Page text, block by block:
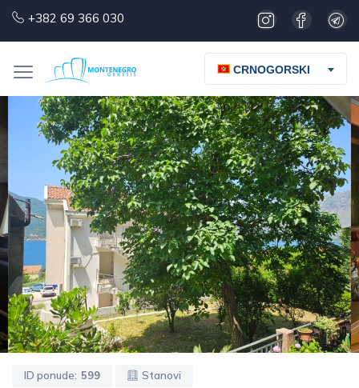
+382 69 366 030
CRNOGORSKI
ID ponude: 599 Stanovi